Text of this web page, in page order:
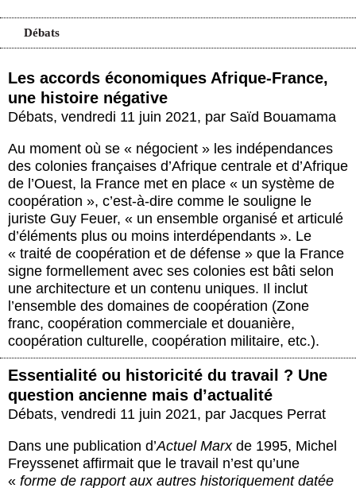
Débats
Les accords économiques Afrique-France,
une histoire négative
Débats, vendredi 11 juin 2021, par Saïd Bouamama
Au moment où se « négocient » les indépendances
des colonies françaises d’Afrique centrale et d’Afrique
de l’Ouest, la France met en place « un système de
coopération », c’est-à-dire comme le souligne le
juriste Guy Feuer, « un ensemble organisé et articulé
d’éléments plus ou moins interdépendants ». Le
« traité de coopération et de défense » que la France
signe formellement avec ses colonies est bâti selon
une architecture et un contenu uniques. Il inclut
l’ensemble des domaines de coopération (Zone
franc, coopération commerciale et douanière,
coopération culturelle, coopération militaire, etc.).
Essentialité ou historicité du travail ? Une
question ancienne mais d’actualité
Débats, vendredi 11 juin 2021, par Jacques Perrat
Dans une publication d’Actuel Marxde 1995, Michel
Freyssenet affirmait que le travail n’est qu’une
« forme de rapport aux autres historiquement datée